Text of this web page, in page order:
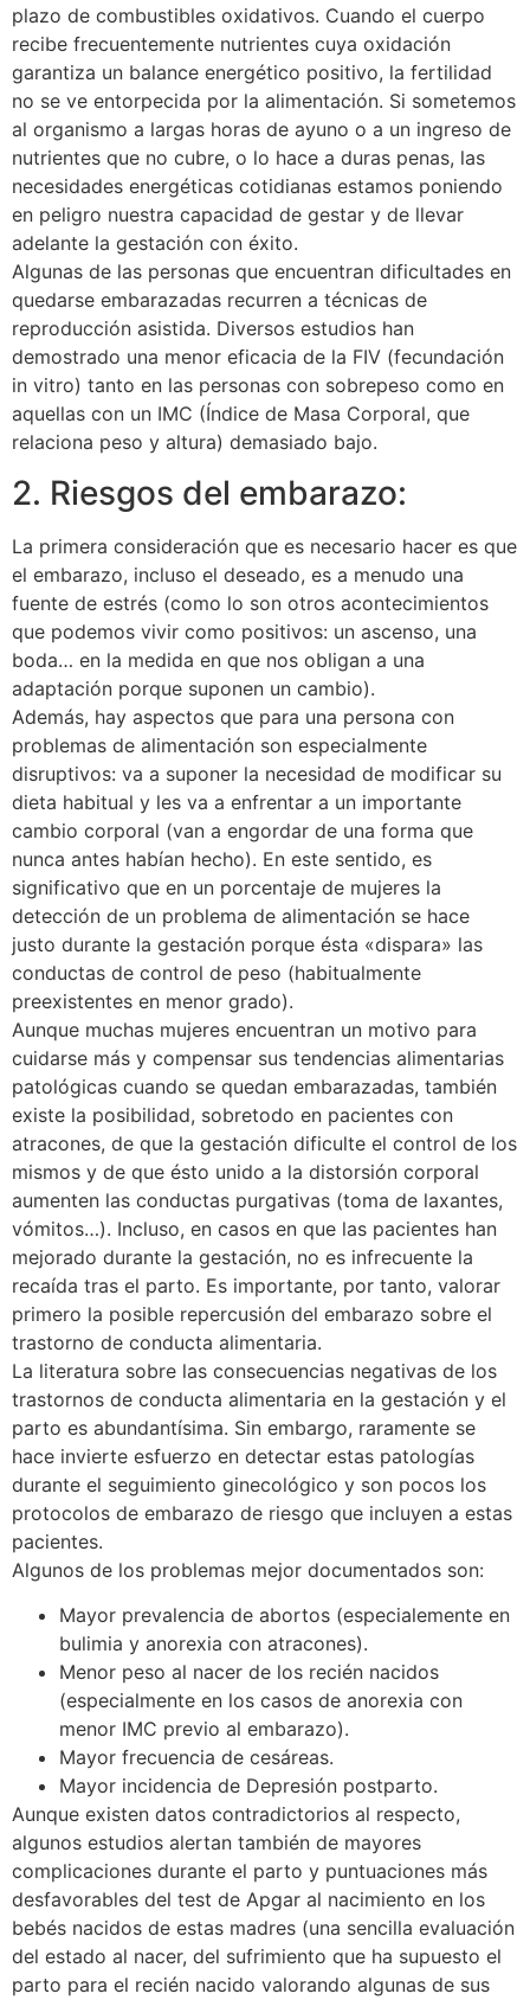
plazo de combustibles oxidativos. Cuando el cuerpo
recibe frecuentemente nutrientes cuya oxidación
garantiza un balance energético positivo, la fertilidad
no se ve entorpecida por la alimentación. Si sometemos
al organismo a largas horas de ayuno o a un ingreso de
nutrientes que no cubre, o lo hace a duras penas, las
necesidades energéticas cotidianas estamos poniendo
en peligro nuestra capacidad de gestar y de llevar
adelante la gestación con éxito.
Algunas de las personas que encuentran dificultades en
quedarse embarazadas recurren a técnicas de
reproducción asistida. Diversos estudios han
demostrado una menor eficacia de la FIV (fecundación
in vitro) tanto en las personas con sobrepeso como en
aquellas con un IMC (Índice de Masa Corporal, que
relaciona peso y altura) demasiado bajo.
2. Riesgos del embarazo:
La primera consideración que es necesario hacer es que
el embarazo, incluso el deseado, es a menudo una
fuente de estrés (como lo son otros acontecimientos
que podemos vivir como positivos: un ascenso, una
boda… en la medida en que nos obligan a una
adaptación porque suponen un cambio).
Además, hay aspectos que para una persona con
problemas de alimentación son especialmente
disruptivos: va a suponer la necesidad de modificar su
dieta habitual y les va a enfrentar a un importante
cambio corporal (van a engordar de una forma que
nunca antes habían hecho). En este sentido, es
significativo que en un porcentaje de mujeres la
detección de un problema de alimentación se hace
justo durante la gestación porque ésta «dispara» las
conductas de control de peso (habitualmente
preexistentes en menor grado).
Aunque muchas mujeres encuentran un motivo para
cuidarse más y compensar sus tendencias alimentarias
patológicas cuando se quedan embarazadas, también
existe la posibilidad, sobretodo en pacientes con
atracones, de que la gestación dificulte el control de los
mismos y de que ésto unido a la distorsión corporal
aumenten las conductas purgativas (toma de laxantes,
vómitos…). Incluso, en casos en que las pacientes han
mejorado durante la gestación, no es infrecuente la
recaída tras el parto. Es importante, por tanto, valorar
primero la posible repercusión del embarazo sobre el
trastorno de conducta alimentaria.
La literatura sobre las consecuencias negativas de los
trastornos de conducta alimentaria en la gestación y el
parto es abundantísima. Sin embargo, raramente se
hace invierte esfuerzo en detectar estas patologías
durante el seguimiento ginecológico y son pocos los
protocolos de embarazo de riesgo que incluyen a estas
pacientes.
Algunos de los problemas mejor documentados son:
Mayor prevalencia de abortos (especialemente en
bulimia y anorexia con atracones).
Menor peso al nacer de los recién nacidos
(especialmente en los casos de anorexia con
menor IMC previo al embarazo).
Mayor frecuencia de cesáreas.
Mayor incidencia de Depresión postparto.
Aunque existen datos contradictorios al respecto,
algunos estudios alertan también de mayores
complicaciones durante el parto y puntuaciones más
desfavorables del test de Apgar al nacimiento en los
bebés nacidos de estas madres (una sencilla evaluación
del estado al nacer, del sufrimiento que ha supuesto el
parto para el recién nacido valorando algunas de sus